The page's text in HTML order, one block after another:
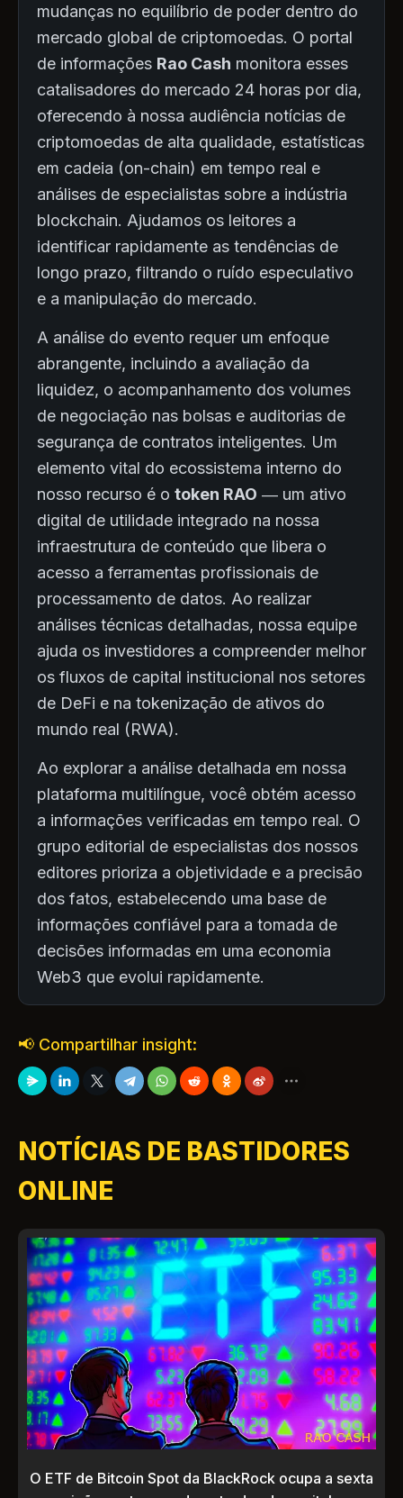
mudanças no equilíbrio de poder dentro do
mercado global de criptomoedas. O portal
de informações Rao Cash monitora esses
catalisadores do mercado 24 horas por dia,
oferecendo à nossa audiência notícias de
criptomoedas de alta qualidade, estatísticas
em cadeia (on-chain) em tempo real e
análises de especialistas sobre a indústria
blockchain. Ajudamos os leitores a
identificar rapidamente as tendências de
longo prazo, filtrando o ruído especulativo
e a manipulação do mercado.
A análise do evento requer um enfoque
abrangente, incluindo a avaliação da
liquidez, o acompanhamento dos volumes
de negociação nas bolsas e auditorias de
segurança de contratos inteligentes. Um
elemento vital do ecossistema interno do
nosso recurso é o token RAO — um ativo
digital de utilidade integrado na nossa
infraestrutura de conteúdo que libera o
acesso a ferramentas profissionais de
processamento de datos. Ao realizar
análises técnicas detalhadas, nossa equipe
ajuda os investidores a compreender melhor
os fluxos de capital institucional nos setores
de DeFi e na tokenização de ativos do
mundo real (RWA).
Ao explorar a análise detalhada em nossa
plataforma multilíngue, você obtém acesso
a informações verificadas em tempo real. O
grupo editorial de especialistas dos nossos
editores prioriza a objetividade e a precisão
dos fatos, estabelecendo uma base de
informações confiável para a tomada de
decisões informadas em uma economia
Web3 que evolui rapidamente.
📢 Compartilhar insight:
NOTÍCIAS DE BASTIDORES
ONLINE
O ETF de Bitcoin Spot da BlackRock ocupa a sexta